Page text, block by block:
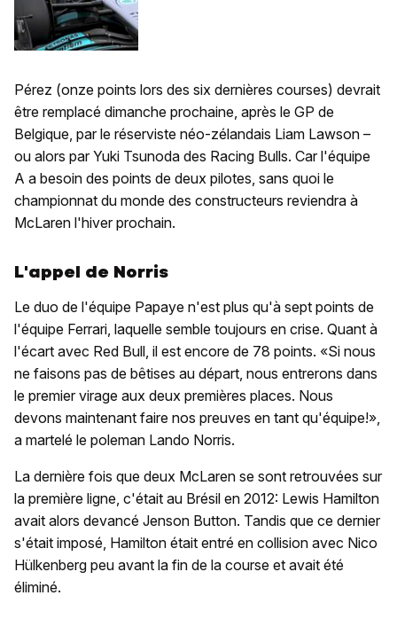
Pérez (onze points lors des six dernières courses) devrait
être remplacé dimanche prochaine, après le GP de
Belgique, par le réserviste néo-zélandais Liam Lawson –
ou alors par Yuki Tsunoda des Racing Bulls. Car l'équipe
A a besoin des points de deux pilotes, sans quoi le
championnat du monde des constructeurs reviendra à
McLaren l'hiver prochain.
L'appel de Norris
Le duo de l'équipe Papaye n'est plus qu'à sept points de
l'équipe Ferrari, laquelle semble toujours en crise. Quant à
l'écart avec Red Bull, il est encore de 78 points. «Si nous
ne faisons pas de bêtises au départ, nous entrerons dans
le premier virage aux deux premières places. Nous
devons maintenant faire nos preuves en tant qu'équipe!»,
a martelé le poleman Lando Norris.
La dernière fois que deux McLaren se sont retrouvées sur
la première ligne, c'était au Brésil en 2012: Lewis Hamilton
avait alors devancé Jenson Button. Tandis que ce dernier
s'était imposé, Hamilton était entré en collision avec Nico
Hülkenberg peu avant la fin de la course et avait été
éliminé.